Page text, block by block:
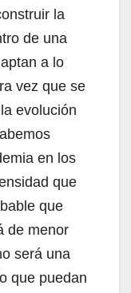
la
de una
a lo
vez que se
evolución
en los
que
que
de menor
será una
que puedan